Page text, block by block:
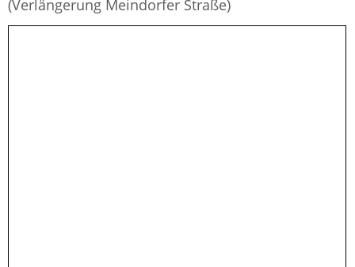
(Verlängerung Meindorfer Straße)